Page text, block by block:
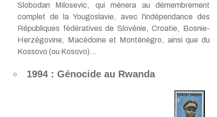
Slobodan Milosevic, qui mènera au démembrement
complet de la Yougoslavie, avec l'indépendance des
Républiques fédératives de Slovénie, Croatie, Bosnie-
Herzégovine, Macédoine et Monténégro, ainsi que du
Kossovo (ou Kosovo)...
1994 : Génocide au Rwanda